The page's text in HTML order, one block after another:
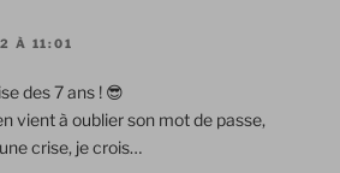
À 11:01
des 7 ans ! 😎
vient à oublier son mot de passe,
crise, je crois…